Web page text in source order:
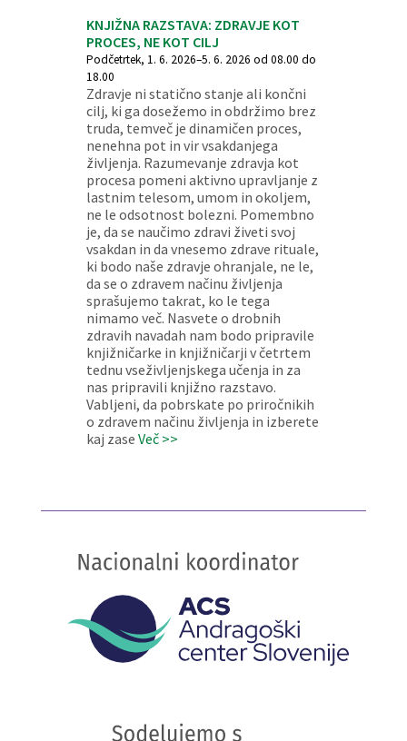
KNJIŽNA RAZSTAVA: ZDRAVJE KOT
PROCES, NE KOT CILJ
Podčetrtek, 1. 6. 2026–5. 6. 2026 od 08.00 do
18.00
Zdravje ni statično stanje ali končni
cilj, ki ga dosežemo in obdržimo brez
truda, temveč je dinamičen proces,
nenehna pot in vir vsakdanjega
življenja. Razumevanje zdravja kot
procesa pomeni aktivno upravljanje z
lastnim telesom, umom in okoljem,
ne le odsotnost bolezni. Pomembno
je, da se naučimo zdravi živeti svoj
vsakdan in da vnesemo zdrave rituale,
ki bodo naše zdravje ohranjale, ne le,
da se o zdravem načinu življenja
sprašujemo takrat, ko le tega
nimamo več. Nasvete o drobnih
zdravih navadah nam bodo pripravile
knjižničarke in knjižničarji v četrtem
tednu vseživljenjskega učenja in za
nas pripravili knjižno razstavo.
Vabljeni, da pobrskate po priročnikih
o zdravem načinu življenja in izberete
kaj zase Več >>